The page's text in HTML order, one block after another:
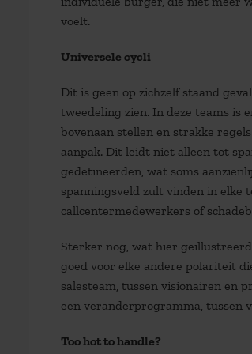
voelt.
Universele cycli
Dit is geen op zichzelf staand
tweedeling zien. In deze teams is
bovenaan stellen en strakke
aanpak. Dit leidt niet alleen tot
gedetineerden, wat soms
spanningsveld zult vinden in elke
callcentermedewerkers of
Sterker nog, wat hier geïllustreerd
goed voor elke andere polariteit
salesteam, tussen visionairen en
een veranderprogramma, tussen
Too hot to handle?